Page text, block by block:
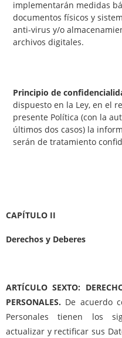
implementarán medidas
documentos físicos y
anti-virus y/o
archivos digitales.
Principio de
dispuesto en la Ley, en el
presente Política (con la
últimos dos casos) la
serán de tratamiento
CAPÍTULO II
Derechos y Deberes
ARTÍCULO SEXTO:
PERSONALES. De acuerdo
Personales tienen los
actualizar y rectificar sus